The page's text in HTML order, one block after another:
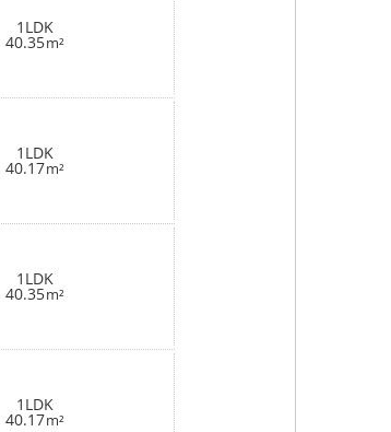
1LDK
40.35m²
1LDK
40.17m²
1LDK
40.35m²
1LDK
40.17m²